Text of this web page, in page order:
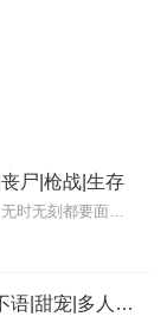
尸|枪战|生存
残存的人类在这末世之中挣扎求生。无时无刻都要面临丧尸，怪物的侵袭，甚至，同类间的弱肉强食，自相残杀。人性，在这末世中被体现的淋漓尽致。作品名称：《末日：全球沦陷...
沦陷，失控诱吻|劣等基因|鱼不语|甜宠|多人有声剧